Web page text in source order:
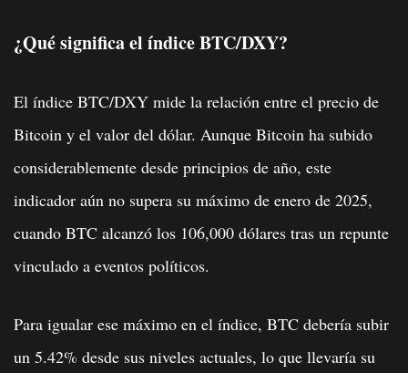
¿Qué significa el índice BTC/DXY?
El índice BTC/DXY mide la relación entre el precio de
Bitcoin y el valor del dólar. Aunque Bitcoin ha subido
considerablemente desde principios de año, este
indicador aún no supera su máximo de enero de 2025,
cuando BTC alcanzó los 106,000 dólares tras un repunte
vinculado a eventos políticos.
Para igualar ese máximo en el índice, BTC debería subir
un 5.42% desde sus niveles actuales, lo que llevaría su